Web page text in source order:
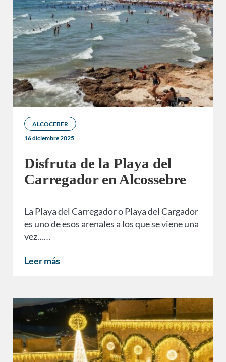
ALCOCEBER
16 diciembre 2025
Disfruta de la Playa del
Carregador en Alcossebre
La Playa del Carregador o Playa del Cargador
es uno de esos arenales a los que se viene una
vez……
Leer más